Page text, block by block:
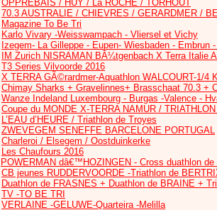
OPPREBAIS / HUY / La ROCHE / TORHOUT
70.3 AUSTRALIE / CHIEVRES / GERARDMER /
Magazine To Be Tri
Karlo Vivary -Weisswampach - Vliersel et Vichy
Izegem- La Gilleppe - Eupen- Wiesbaden - Embrun
IM Zurich NISRAMAN BÃ¼tgenbach X Terra Italie
T3 Series Vilvoorde 2016
X TERRA GÃ©rardmer-Aquathlon WALCOURT-1/4
Chimay Sharks + Gravelinnes+ Brasschaat 70.3 +
Wanze Indeland Luxembourg - Burgas -Valence -
Coupe du MONDE X-TERRA NAMUR /
L’EAU d’HEURE / Triathlon de Troyes
ZWEVEGEM SENEFFE BARCELONE PORTUGAL
Charleroi / Elsegem / Oostduinkerke
Les Chaufours 2016
POWERMAN dâ€™HOZINGEN - Cross duathlon de
CB jeunes RUDDERVOORDE -Triathlon de
Duathlon de FRASNES + Duathlon de BRAINE +
TV -TO BE TRI
VERLAINE -GELUWE-Quarteira -Melilla